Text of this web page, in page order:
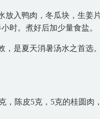
入鸭肉，冬瓜块，生姜
时。煮好后加少量食盐。
是夏天消暑汤水之首选
，陈皮5克，5克的桂圆肉